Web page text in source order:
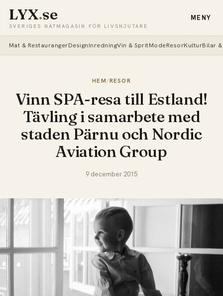
LYX.se
SVERIGES NÄTMAGASIN FÖR LIVSNJUTARE
MENY
Mat & RestaurangerDesignInredningVin & SpritModeResorKulturBilar
HEM/RESOR
Vinn SPA-resa till Estland!
Tävling i samarbete med
staden Pärnu och Nordic
Aviation Group
9 december 2015